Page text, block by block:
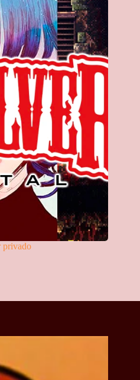
privado